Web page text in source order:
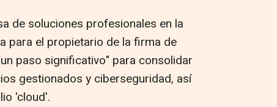
de soluciones profesionales en la
para el propietario de la firma de
paso significativo" para consolidar
gestionados y ciberseguridad, así
'cloud'.